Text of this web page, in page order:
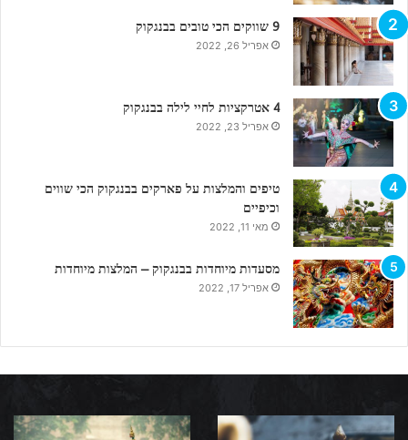
9 שווקים הכי טובים בבנגקוק
אפריל 26, 2022
4 אטרקציות לחיי לילה בבנגקוק
אפריל 23, 2022
טיפים והמלצות על פארקים בבנגקוק הכי שווים
וכיפיים
מאי 11, 2022
מסעדות מיוחדות בבנגקוק – המלצות מיוחדות
אפריל 17, 2022
מדריך
בנגקוק